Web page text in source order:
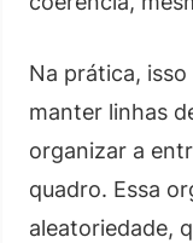
Na prática,
manter linhas
organizar a
quadro. Essa
aleatoriedade,